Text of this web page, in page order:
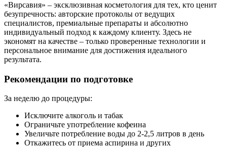
«Вирсавия» – эксклюзивная косметология для тех, кто ценит
безупречность: авторские протоколы от ведущих
специалистов, премиальные препараты и абсолютно
индивидуальный подход к каждому клиенту. Здесь не
экономят на качестве – только проверенные технологии и
персональное внимание для достижения идеального
результата.
Рекомендации по подготовке
За неделю до процедуры:
Исключите алкоголь и табак
Ограничьте употребление кофеина
Увеличьте потребление воды до 2-2,5 литров в день
Откажитесь от приема аспирина и других